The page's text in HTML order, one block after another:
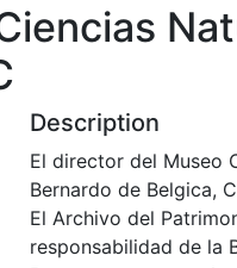
Description
El director del Museo
Bernardo de Belgica,
El Archivo del
responsabilidad de la